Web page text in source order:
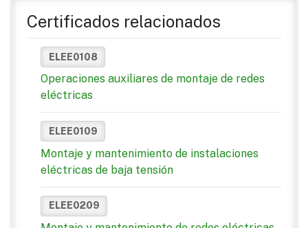
Certificados relacionados
ELEE0108
Operaciones auxiliares de montaje de redes
eléctricas
ELEE0109
Montaje y mantenimiento de instalaciones
eléctricas de baja tensión
ELEE0209